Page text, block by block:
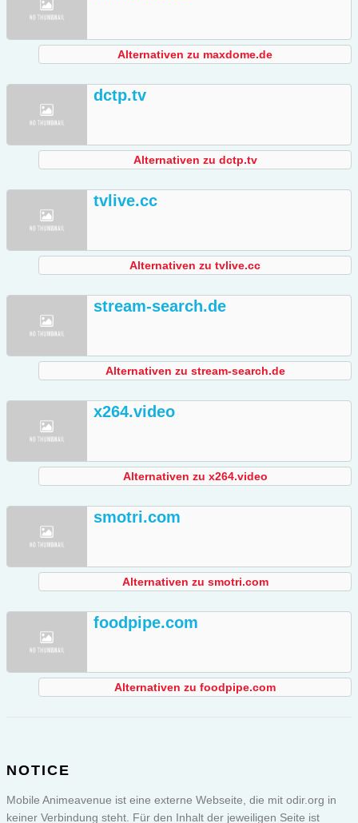
Alternativen zu maxdome.de
dctp.tv
Alternativen zu dctp.tv
tvlive.cc
Alternativen zu tvlive.cc
stream-search.de
Alternativen zu stream-search.de
x264.video
Alternativen zu x264.video
smotri.com
Alternativen zu smotri.com
foodpipe.com
Alternativen zu foodpipe.com
NOTICE
Mobile Animeavenue ist eine externe Webseite, die mit odir.org in
keiner Verbindung steht. Für den Inhalt der jeweiligen Seite ist